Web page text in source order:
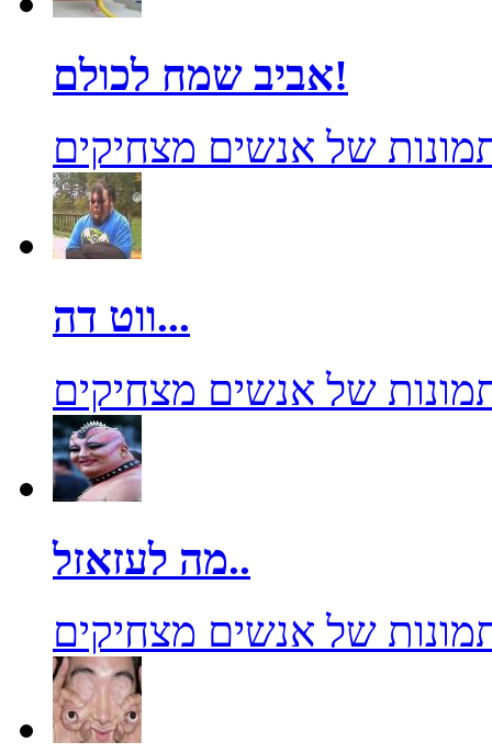
אביב שמח לכולם!
של אנשים מצחיקים
ווט דה...
של אנשים מצחיקים
מה לעזאזל..
של אנשים מצחיקים